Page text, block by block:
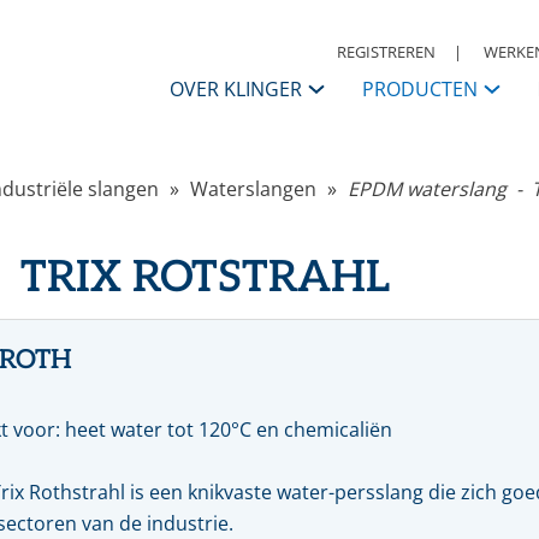
REGISTREREN
OVER KLINGER
KLINGER Nederland
Historie
Daarom KLINGER
Code of Conduct
PRODUCTEN
Afsluiters
Kogelkranen
Vlinderkleppen
Automatisering
Condensaatsystemen
Filters
Druk, reduceer & veiligheden
Warmwaterbereiders & stoomwatermengers
Ontluchters & vloeistoflozers
slangen Waterslangen EPDM waterslang -
ROTSTRAHL
voor: heet water tot 120°C en chemicaliën
Rothstrahl is een knikvaste water-persslang die zich
van de industrie.